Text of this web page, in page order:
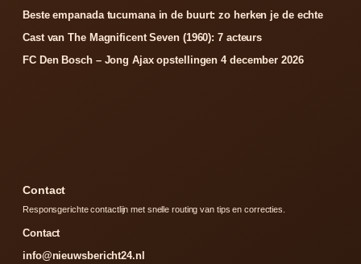
Beste empanada tucumana in de buurt: zo herken je de echte
Cast van The Magnificent Seven (1960): 7 acteurs
FC Den Bosch – Jong Ajax opstellingen 4 december 2026
Contact
Responsgerichte contactlijn met snelle routing van tips en correcties.
Contact
info@nieuwsbericht24.nl